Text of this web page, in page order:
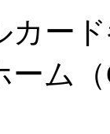
カー
ム